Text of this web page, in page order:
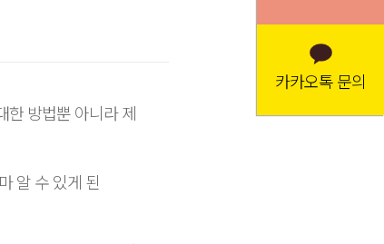
한 방법뿐 아니라 제
알 수 있게 된
카카오톡 문의